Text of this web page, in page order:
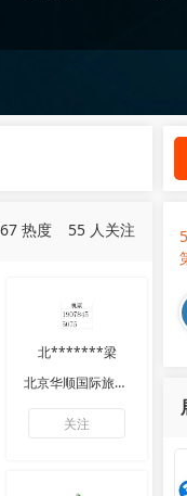
热度 55 人关注
北*******梁
北京华顺国际旅行社有限公司
关注